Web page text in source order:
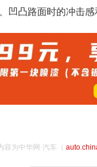
凹凸路面时的冲击感
容为中华网·汽车（